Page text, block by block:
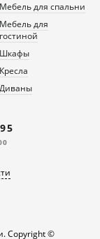
Мебель для спальни
Мебель для
гостиной
Шкафы
Кресла
Диваны
Copyright ©